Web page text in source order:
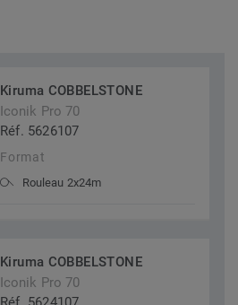
Kiruma COBBELSTONE
Iconik Pro 70
Réf. 5626107
Format
Rouleau 2x24m
Kiruma COBBELSTONE
Iconik Pro 70